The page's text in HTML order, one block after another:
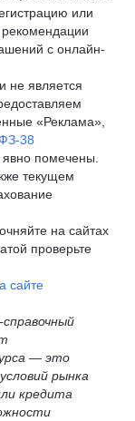
или
с онлайн-
не является
«Реклама»,
38
помечены.
текущем
на сайтах
проверьте
сайте
— это
рынка
кредита